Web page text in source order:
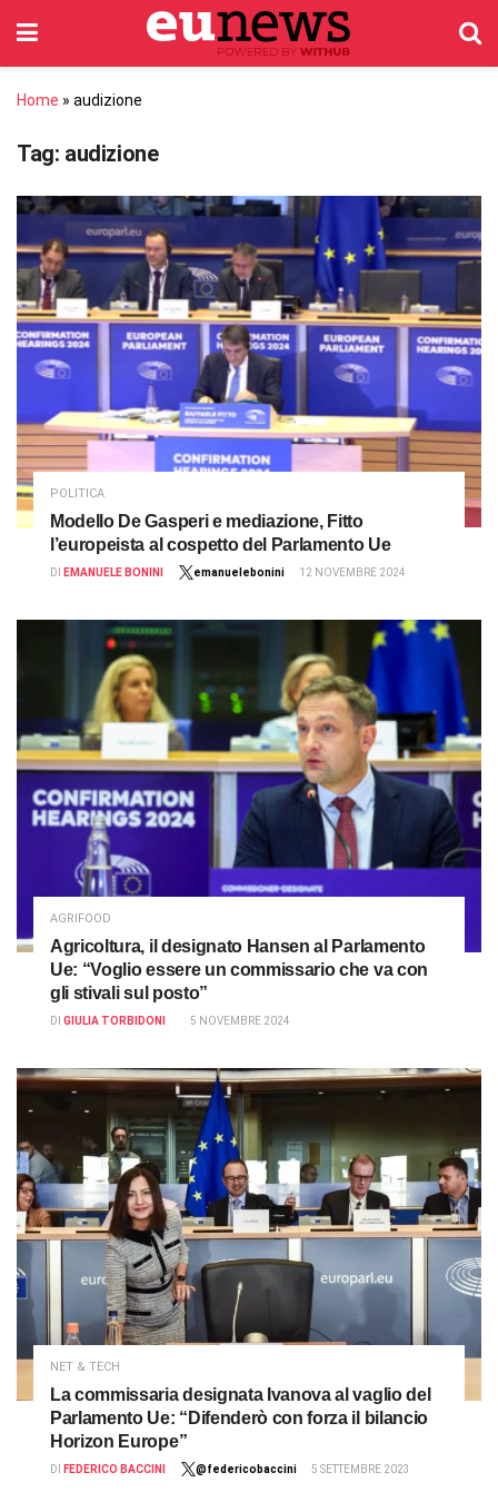
Home » audizione
Tag: audizione
POLITICA
Modello De Gasperi e mediazione, Fitto
l’europeista al cospetto del Parlamento Ue
DI EMANUELE BONINI emanuelebonini 12 NOVEMBRE 2024
AGRIFOOD
Agricoltura, il designato Hansen al Parlamento
Ue: “Voglio essere un commissario che va con
gli stivali sul posto”
DI GIULIA TORBIDONI 5 NOVEMBRE 2024
NET & TECH
La commissaria designata Ivanova al vaglio del
Parlamento Ue: “Difenderò con forza il bilancio
Horizon Europe”
DI FEDERICO BACCINI @federicobaccini 5 SETTEMBRE 2023